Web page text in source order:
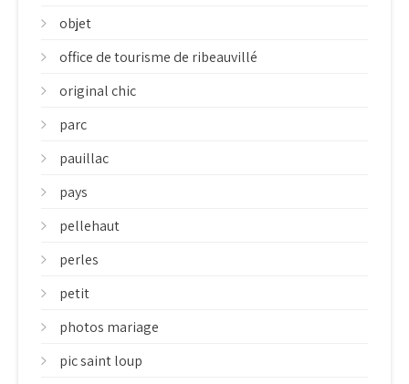
objet
office de tourisme de ribeauvillé
original chic
parc
pauillac
pays
pellehaut
perles
petit
photos mariage
pic saint loup